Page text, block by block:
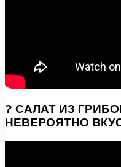
? САЛАТ ИЗ
НЕВЕРОЯТНО